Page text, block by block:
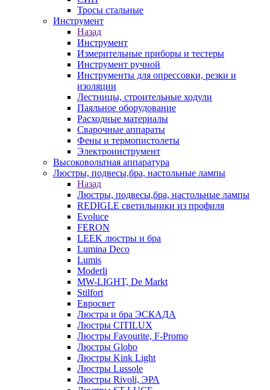
Тросы стальные
Инструмент
Назад
Инструмент
Измерительные приборы и тестеры
Инструмент ручной
Инструменты для опрессовки, резки и
изоляции
Лестницы, строительные ходули
Паяльное оборудование
Расходные материалы
Сварочные аппараты
Фены и термопистолеты
Электроинструмент
Высоковольтная аппаратура
Люстры, подвесы,бра, настольные лампы
Назад
Люстры, подвесы,бра, настольные лампы
REDIGLE светильники из профиля
Evoluce
FERON
LEEK люстры и бра
Lumina Deco
Lumis
Moderli
MW-LIGHT, De Markt
Stilfort
Евросвет
Люстра и бра ЭСКАДА
Люстры CITILUX
Люстры Favourite, F-Promo
Люстры Globo
Люстры Kink Light
Люстры Lussole
Люстры Rivoli, ЭРА